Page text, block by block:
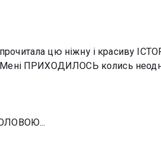
цю ніжну і красиву
ПРИХОДИЛОСЬ колись